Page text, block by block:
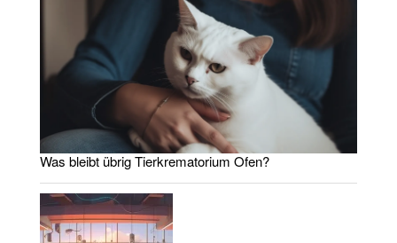
Was bleibt übrig Tierkrematorium Ofen?